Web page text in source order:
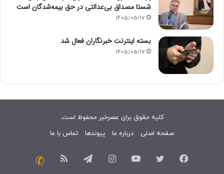
شستا مصداق بی‌عدالتی در حق بیمه‌شدگان است
1405/05/17
بسته اینترنت خبرنگاران فعال شد
1405/05/17
کلیه حقوق برای عصرخبر محفوظ است.
صفحه اصلی
درباره ما پیوندها تماس با ما
فیسبوک توییتر یوتیوب اینستاگرامتلگرام خوراک